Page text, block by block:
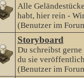
Alle
habt, hier rein -
(Benutzer im
Storyboard
Du schreibst
du sie
(Benutzer im